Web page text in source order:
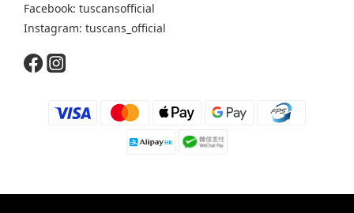
Facebook: tuscansofficial
Instagram: tuscans_official